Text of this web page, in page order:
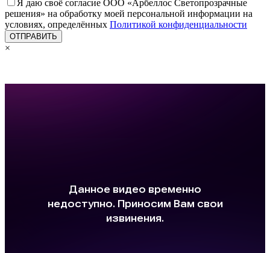
Я даю своё согласие ООО «Арбеллос Светопрозрачные
решения» на обработку моей персональной информации на
условиях, определённых Политикой конфиденциальности
×